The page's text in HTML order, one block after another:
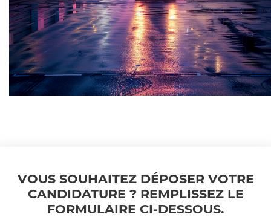
VOUS SOUHAITEZ DÉPOSER VOTRE
CANDIDATURE ? REMPLISSEZ LE
FORMULAIRE CI-DESSOUS.